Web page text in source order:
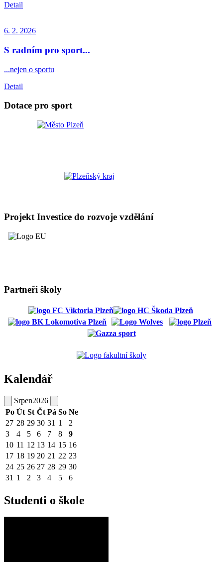
Detail
6. 2. 2026
S radním pro sport...
...nejen o sportu
Detail
Dotace pro sport
Projekt Investice do rozvoje vzdělání
Partneři školy
Kalendář
Srpen2026
Po Út St Čt Pá So Ne
27 28 29 30 31 1
2
3
4 5 6 7 8
9
10 11 12 13 14 15 16
17 18 19 20 21 22 23
24 25 26 27 28 29 30
31 1 2 3 4 5 6
Studenti o škole